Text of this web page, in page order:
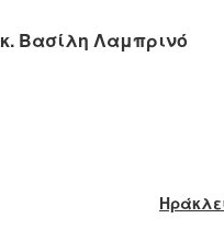
Βασίλη Λαμπρινό